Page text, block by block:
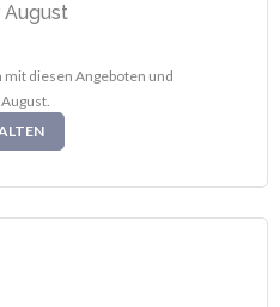
August
mit diesen Angeboten und